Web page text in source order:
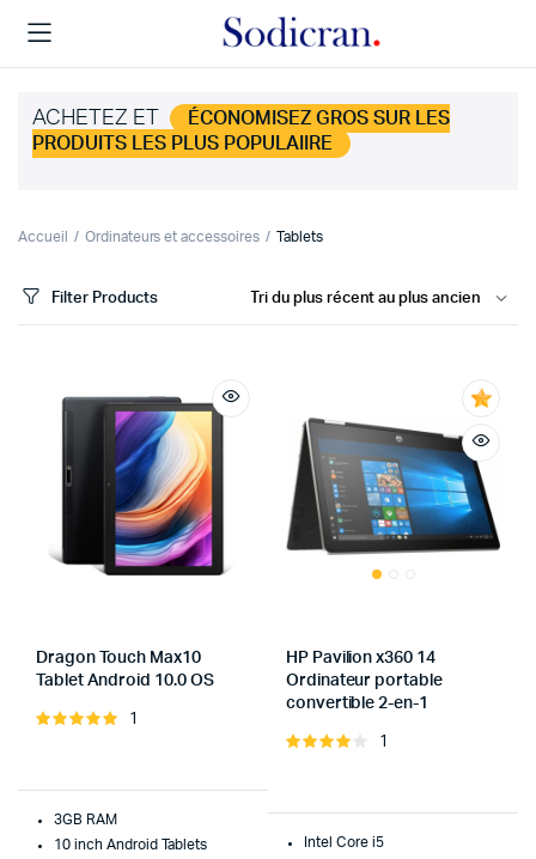
ACHETEZ ET
ÉCONOMISEZ GROS SUR LES
PRODUITS LES PLUS POPULAIIRE
Accueil Ordinateurs et accessoires Tablets
Filter Products
Dragon Touch Max10
Tablet Android 10.0 OS
Note
1
3GB RAM
10 inch Android Tablets
HP Pavilion x360 14
Ordinateur portable
convertible 2-en-1
Note
1
Intel Core i5